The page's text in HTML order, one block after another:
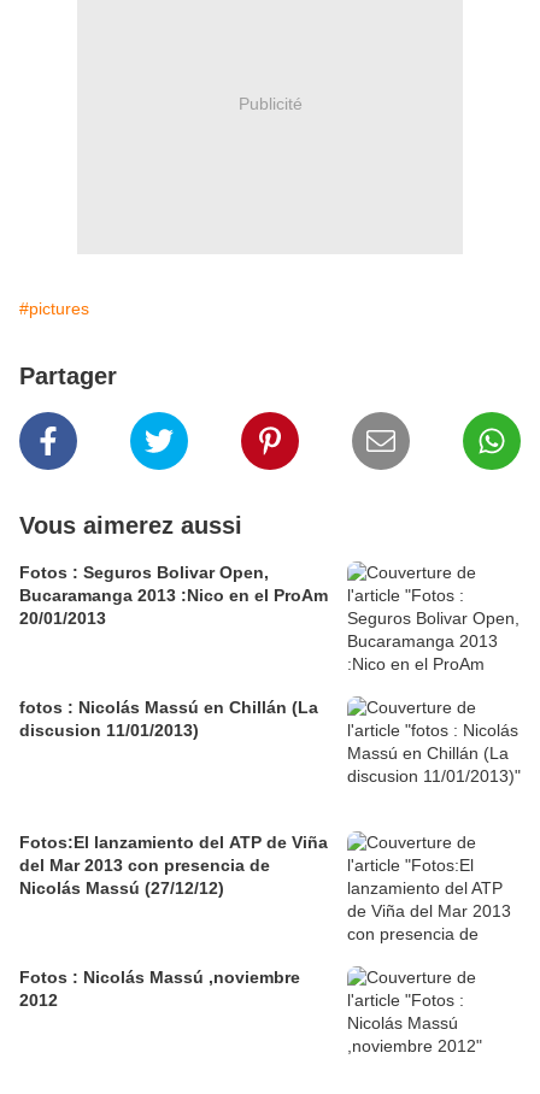
Publicité
#pictures
Partager
Vous aimerez aussi
Fotos : Seguros Bolivar Open,
Bucaramanga 2013 :Nico en el ProAm
20/01/2013
fotos : Nicolás Massú en Chillán (La
discusion 11/01/2013)
Fotos:El lanzamiento del ATP de Viña
del Mar 2013 con presencia de
Nicolás Massú (27/12/12)
Fotos : Nicolás Massú ,noviembre
2012